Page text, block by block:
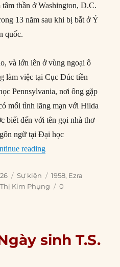
thần ở Washington, D.C.
13 năm sau khi bị bắt ở Ý
quốc.
và lớn lên ở vùng ngoại ô
làm việc tại Cục Đúc tiền
Pennsylvania, nơi ông gặp
mối tình lãng mạn với Hilda
biết đến với tên gọi nhà thơ
ngữ tại Đại học
reading“18/04/1958: Tòa án
Categories
Sự kiện Tags
1958, Ezra
Kim Phụng
0
sinh T.S.